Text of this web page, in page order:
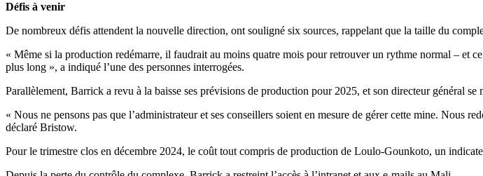
Défis à venir
De nombreux défis attendent la nouvelle direction, ont souligné six sources, rappelant que la taille du
« Même si la production redémarre, il faudrait au moins quatre mois pour retrouver un rythme normal – et
plus long », a indiqué l’une des personnes interrogées.
Parallèlement, Barrick a revu à la baisse ses prévisions de production pour 2025, et son directeur général
« Nous ne pensons pas que l’administrateur et ses conseillers soient en mesure de gérer cette mine. Nous
déclaré Bristow.
Pour le trimestre clos en décembre 2024, le coût tout compris de production de Loulo-Gounkoto, un